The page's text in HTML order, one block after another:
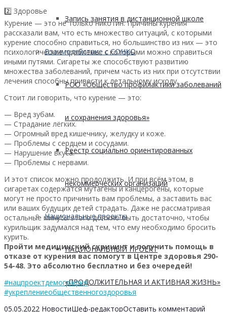
Запись занятия в дистанционной школе
Взаимодействие с СОНКО
РОО «Общество профилактики заболеваний
и сохранения здоровья»
Реестр социально ориентированных
некоммерческих организаций
Национальные проекты
НАЦИОНАЛЬНЫЙ ПРОЕКТ
«ПРОДОЛЖИТЕЛЬНАЯ И АКТИВНАЯ ЖИЗНЬ»
2️⃣ Здоровье
Курение — это не только никотин. Причины курения
рассказали вам, что есть множество ситуаций, с которыми
курение способно справиться, но большинство из них — это
психологические проблемы, с которыми можно справиться
иными путями. Сигареты же способствуют развитию
множества заболеваний, причем часть из них при отсутствии
лечения способны привести к летальному исходу.
Стоит ли говорить, что курение — это:
— Вред зубам.
— Страдание лёгких.
— Огромный вред кишечнику, желудку и коже.
— Проблемы с сердцем и сосудами.
— Нарушение вкуса.
— Проблемы с нервами.
И этот список можно продолжить. И при всём этом, в
сигаретах содержатся мутагены и канцерогены, которые
могут не просто причинить вам проблемы, а заставить вас
или ваших будущих детей страдать. Даже не рассматривая
остальные минусы этого должно быть достаточно, чтобы
курильщик задумался над тем, что ему необходимо бросить
курить.
Пройти медицинский скрининг и получить помощь в
отказе от курения вас помогут в Центре здоровья 290-
54-48. Это абсолютно бесплатно и без очередей!
#нацпроектдемография
#укреплениеобщественногоздоровья
05.05.2022 НовостиШеф-редакторОставить комментарий